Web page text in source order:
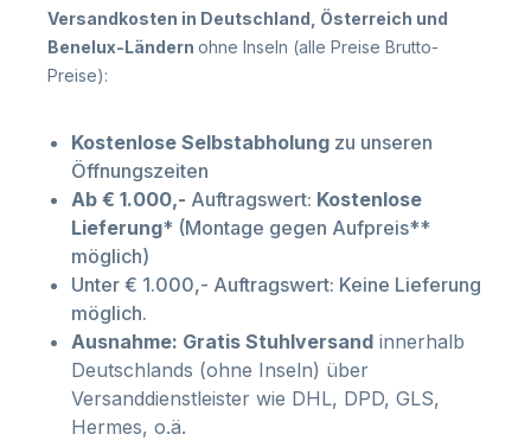
Versandkosten in Deutschland, Österreich und
Benelux-Ländern ohne Inseln (alle Preise Brutto-
Preise):
Kostenlose Selbstabholung zu unseren
Öffnungszeiten
Ab € 1.000,- Auftragswert: Kostenlose
Lieferung* (Montage gegen Aufpreis**
möglich)
Unter € 1.000,- Auftragswert: Keine Lieferung
möglich.
Ausnahme: Gratis Stuhlversand innerhalb
Deutschlands (ohne Inseln) über
Versanddienstleister wie DHL, DPD, GLS,
Hermes, o.ä.